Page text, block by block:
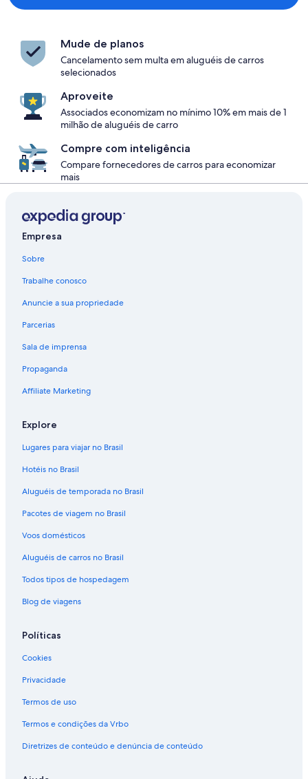
Mude de planos
Cancelamento sem multa em aluguéis de carros
selecionados
Aproveite
Associados economizam no mínimo 10% em mais de 1
milhão de aluguéis de carro
Compre com inteligência
Compare fornecedores de carros para economizar
mais
Empresa
Sobre
Trabalhe conosco
Anuncie a sua propriedade
Parcerias
Sala de imprensa
Propaganda
Affiliate Marketing
Explore
Lugares para viajar no Brasil
Hotéis no Brasil
Aluguéis de temporada no Brasil
Pacotes de viagem no Brasil
Voos domésticos
Aluguéis de carros no Brasil
Todos tipos de hospedagem
Blog de viagens
Políticas
Cookies
Privacidade
Termos de uso
Termos e condições da Vrbo
Diretrizes de conteúdo e denúncia de conteúdo